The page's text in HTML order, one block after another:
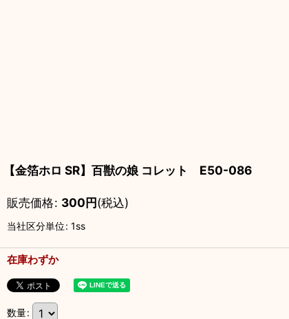
【金箔ホロ SR】百獣の娘 コレット E50-086
販売価格: 300円(税込)
当社区分単位: 1ss
在庫わずか
数量: